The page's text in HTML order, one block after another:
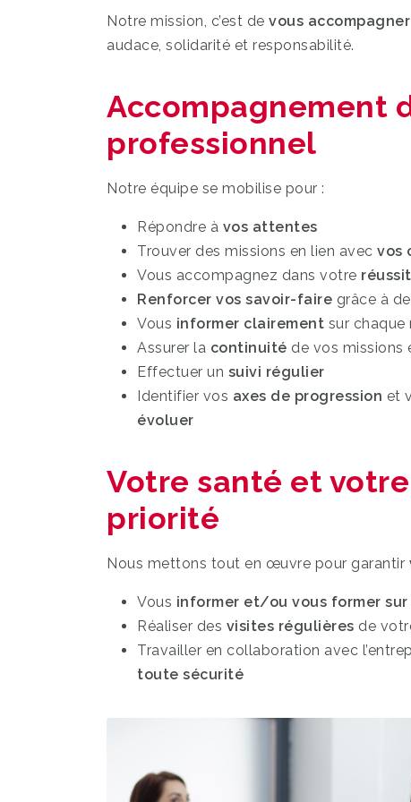
Notre mission, c’est devous
audace, solidarité et responsabilité.
Accompagnement
professionnel
Notre équipe se mobilise pour :
Répondre à vos attentes
Trouver des missions en lien avecvos
Vous accompagnez dans votre
Renforcer vos savoir-faire grâce à
Vous informer clairement sur chaque
Assurer la continuité de vos missions
Effectuer un suivi régulier
Identifier vos axes de progression et
évoluer
Votre santé et
priorité
Nous mettons tout en œuvre pour garantir
Vous informer et/ou vous former
Réaliser des visites régulières de
Travailler en collaboration avec
toute sécurité